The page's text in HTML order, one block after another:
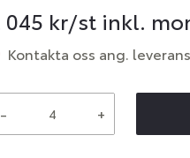
045 kr/st inkl.
Kontakta oss ang.
- +